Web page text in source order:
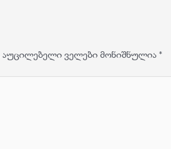
აუცილებელი ველები მონიშნულია*